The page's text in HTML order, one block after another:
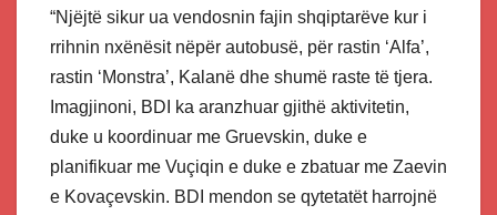
“Njëjtë sikur ua vendosnin fajin shqiptarëve kur i
rrihnin nxënësit nëpër autobusë, për rastin ‘Alfa’,
rastin ‘Monstra’, Kalanë dhe shumë raste të tjera.
Imagjinoni, BDI ka aranzhuar gjithë aktivitetin,
duke u koordinuar me Gruevskin, duke e
planifikuar me Vuçiqin e duke e zbatuar me Zaevin
e Kovaçevskin. BDI mendon se qytetatët harrojnë